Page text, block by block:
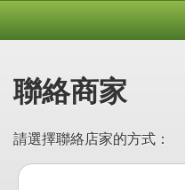
聯絡商家
請選擇聯絡店家的方式：